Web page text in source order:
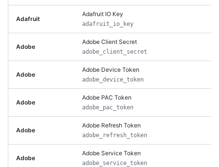
Adafruit
Adafruit IO Key
adafruit_io_key
Adobe
Adobe Client Secret
adobe_client_secret
Adobe
Adobe Device Token
adobe_device_token
Adobe
Adobe PAC Token
adobe_pac_token
Adobe
Adobe Refresh Token
adobe_refresh_token
Adobe
Adobe Service Token
adobe_service_token